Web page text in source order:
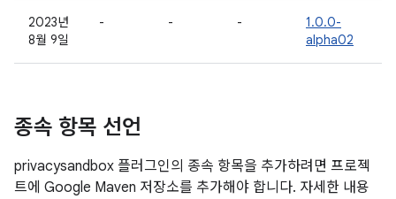
2023년
8월 9일
- - -
1.0.0-
alpha02
종속 항목 선언
privacysandbox 플러그인의 종속 항목을 추가하려면 프로젝
트에 Google Maven 저장소를 추가해야 합니다. 자세한 내용